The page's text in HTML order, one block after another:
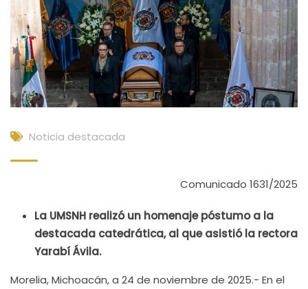
Noticia destacada
Comunicado 1631/2025
La UMSNH realizó un homenaje póstumo a la
destacada catedrática, al que asistió la rectora
Yarabí Ávila.
Morelia, Michoacán, a 24 de noviembre de 2025.- En el